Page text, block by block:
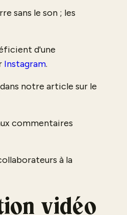
sans le son ; les
d'une
Instagram.
notre article sur le
commentaires
à la
vidéo